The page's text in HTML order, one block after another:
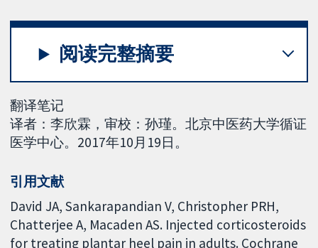
阅读完整摘要
翻译笔记
译者：李欣霖，审校：孙瑾。北京中医药大学循证
医学中心。2017年10月19日。
引用文献
David JA, Sankarapandian V, Christopher PRH,
Chatterjee A, Macaden AS. Injected corticosteroids
for treating plantar heel pain in adults. Cochrane